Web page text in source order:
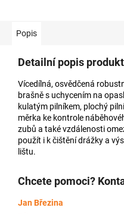
Popis
Detailní popis
Vícedílná, osvědčená
brašně s uchycením na
kulatým pilníkem, plochý
měrka ke kontrole
zubů a také vzdálenosti
použít i k čištění drážky a
lištu.
Chcete pomoci?
Jan Březina